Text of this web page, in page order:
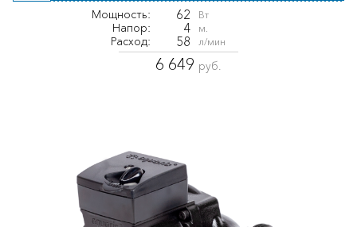
Мощность: 62 Вт
Напор: 4 м.
Расход: 58 л/мин
6 649 руб.